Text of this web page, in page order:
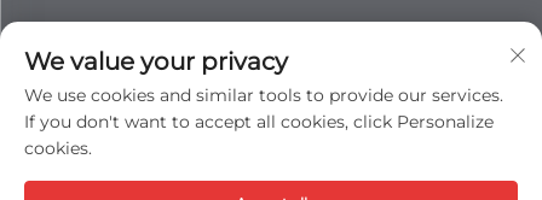
[email protected]
Copyright © JIANGSU SHIZHAN GROUP CO., LTD. All rights
We value your privacy
We use cookies and similar tools to provide our services.
If you don't want to accept all cookies, click Personalize
cookies.